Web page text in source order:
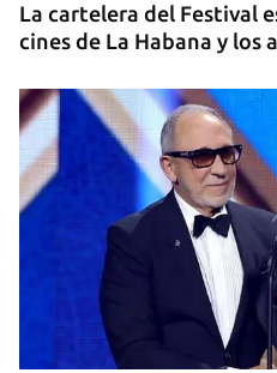
La cartelera del Festival
cines de La Habana y los